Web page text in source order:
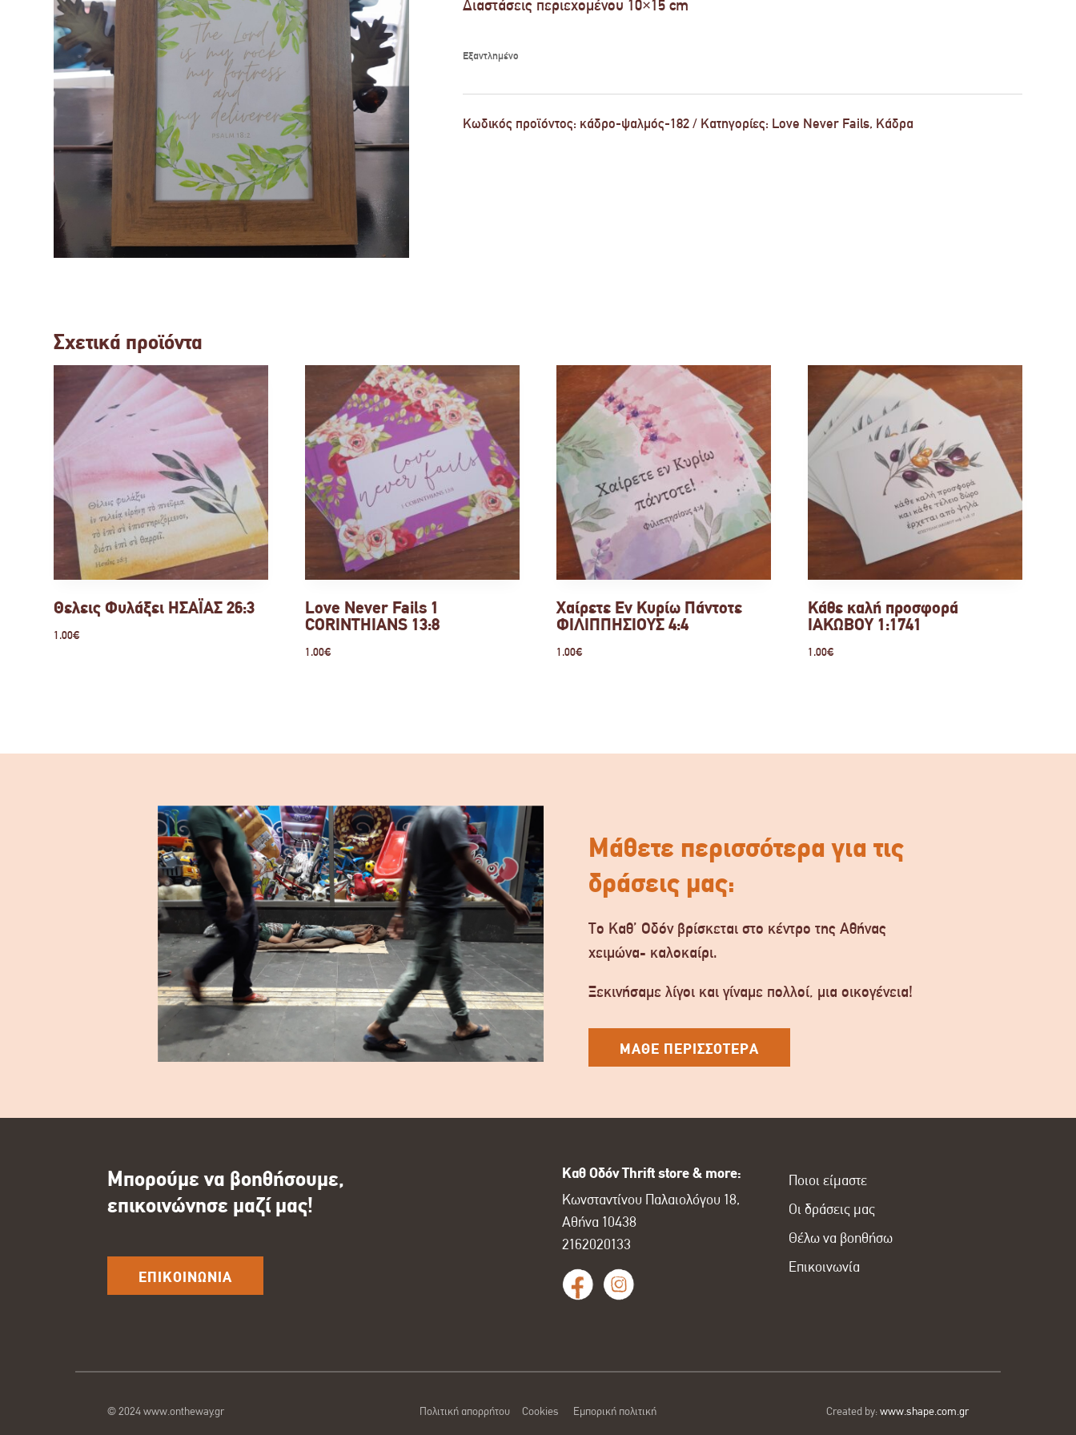
Διαστάσεις περιεχομένου 10×15 cm
Εξαντλημένο
Κωδικός προϊόντος: κάδρο-ψαλμός-182 Κατηγορίες: Love Never Fails, Κάδρα
Σχετικά προϊόντα
Θελεις Φυλάξει ΗΣΑΪΑΣ 26:3
1.00€
Love Never Fails 1
CORINTHIANS 13:8
1.00€
Χαίρετε Εν Κυρίω Πάντοτε
ΦΙΛΙΠΠΗΣΙΟΥΣ 4:4
1.00€
Κάθε καλή προσφορά
ΙΑΚΩΒΟΥ 1:1741
1.00€
Μάθετε περισσότερα για τις
δράσεις μας:
Το Καθ’ Οδόν βρίσκεται στο κέντρο της Αθήνας
χειμώνα- καλοκαίρι.
Ξεκινήσαμε λίγοι και γίναμε πολλοί, μια οικογένεια!
ΜΑΘΕ ΠΕΡΙΣΣΟΤΕΡΑ
Μπορούμε να βοηθήσουμε,
επικοινώνησε μαζί μας!
ΕΠΙΚΟΙΝΩΝΙΑ
Καθ Οδόν Thrift store & more:
Κωνσταντίνου Παλαιολόγου 18,
Αθήνα 10438
2162020133
Ποιοι είμαστε
Οι δράσεις μας
Θέλω να βοηθήσω
Επικοινωνία
© 2024 www.ontheway.gr Πολιτική απορρήτου Cookies Εμπορική πολιτική Created by:www.shape.com.gr